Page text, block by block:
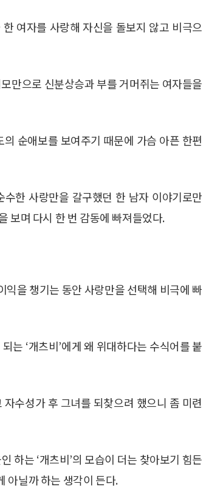
여자를 사랑해 자신을 돌보지 않고 비극으
만으로 신분상승과 부를 거머쥐는 여자들을
순애보를 보여주기 때문에 가슴 아픈 한편
한 사랑만을 갈구했던 한 남자 이야기로만
보며 다시 한 번 감동에 빠져들었다.
을 챙기는 동안 사랑만을 선택해 비극에 빠
는 ‘개츠비’에게 왜 위대하다는 수식어를 붙
수성가 후 그녀를 되찾으려 했으니 좀 미련
하는 ‘개츠비’의 모습이 더는 찾아보기 힘든
아닐까 하는 생각이 든다.